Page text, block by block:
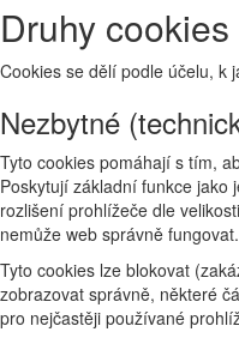
Druhy cookies
Cookies se dělí podle účelu, k
Nezbytné
Tyto cookies pomáhají s tím,
Poskytují základní funkce jako
rozlišení prohlížeče dle
nemůže web správně fungovat.
Tyto cookies lze blokovat
zobrazovat správně, některé
pro nejčastěji používané